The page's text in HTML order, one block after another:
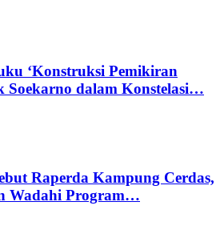
‘Konstruksi Pemikiran
Soekarno dalam Konstelasi…
Raperda Kampung Cerdas,
Wadahi Program…